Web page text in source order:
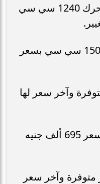
أول فئة هاي لاين مانيوال محرك 1240 سي سي
ثاني فئة هاي لاين مانيوال 1500 سي سي بسعر
وآخر سعر لها
رابع فئة توب لاين مانيوال بسعر 695 ألف جنيه
وآخر سعر